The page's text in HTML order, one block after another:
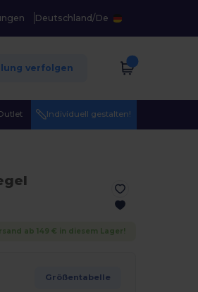
Deutschland/De
verfolgen
Individuell gestalten!
ab 149 € in diesem Lager!
Größentabelle